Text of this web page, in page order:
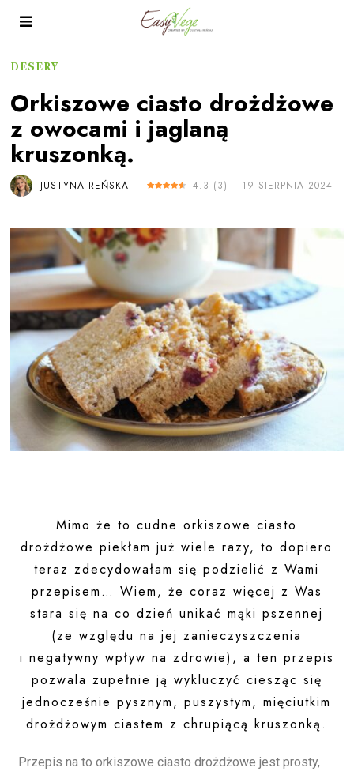
DESERY
Orkiszowe ciasto drożdżowe
z owocami i jaglaną
kruszonką.
JUSTYNA REŃSKA 4.3 (3) 19 SIERPNIA 2024
Mimo że to cudne orkiszowe ciasto
drożdżowe piekłam już wiele razy, to dopiero
teraz zdecydowałam się podzielić z Wami
przepisem… Wiem, że coraz więcej z Was
stara się na co dzień unikać mąki pszennej
(ze względu na jej zanieczyszczenia
i negatywny wpływ na zdrowie), a ten przepis
pozwala zupełnie ją wykluczyć ciesząc się
jednocześnie pysznym, puszystym, mięciutkim
drożdżowym ciastem z chrupiącą kruszonką.
Przepis na to orkiszowe ciasto drożdżowe jest prosty,